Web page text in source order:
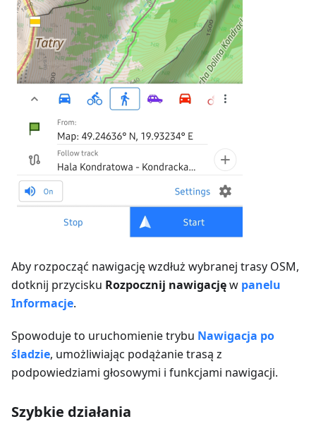
Aby rozpocząć nawigację wzdłuż wybranej trasy OSM,
dotknij przycisku Rozpocznij nawigacjęw panelu
Informacje.
Spowoduje to uruchomienie trybu Nawigacja po
śladzie, umożliwiając podążanie trasą z
podpowiedziami głosowymi i funkcjami nawigacji.
Szybkie działania